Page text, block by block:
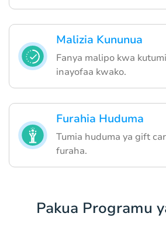
Malizia Kununua
Fanya malipo kwa
inayofaa kwako.
Furahia Huduma
Tumia huduma ya gift
furaha.
Pakua Programu